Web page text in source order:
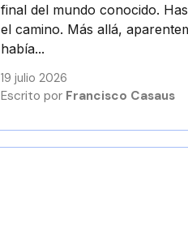
final del mundo conocido.
el camino. Más allá,
había...
19 julio 2026
Escrito por Francisco Casaus